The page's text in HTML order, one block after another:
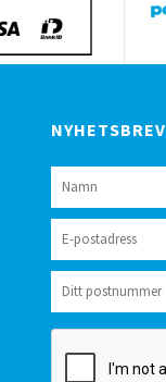
NYHETSBREV